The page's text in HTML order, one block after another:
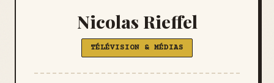
Nicolas Rieffel
TÉLÉVISION & MÉDIAS